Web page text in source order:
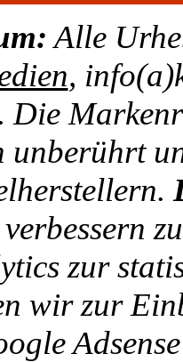
Alle
,
unberührt
zur
wir zur